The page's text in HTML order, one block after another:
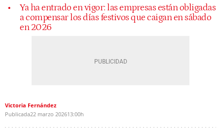
Ya ha entrado en vigor: las empresas están obligadas
a compensar los días festivos que caigan en sábado
en 2026
Victoria Fernández
Publicada22 marzo 202613:00h